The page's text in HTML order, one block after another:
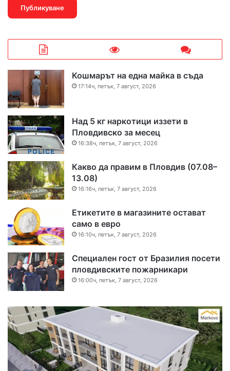
Кошмарът на една майка в съда
17:14ч, петък, 7 август, 2026
Над 5 кг наркотици иззети в
Пловдивско за месец
16:38ч, петък, 7 август, 2026
Какво да правим в Пловдив (07.08–
13.08)
16:16ч, петък, 7 август, 2026
Етикетите в магазините остават
само в евро
16:10ч, петък, 7 август, 2026
Специален гост от Бразилия посети
пловдивските пожарникари
16:00ч, петък, 7 август, 2026